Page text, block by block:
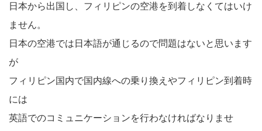
日本から出国し、フィリピンの空港を到着しなくてはいけ
ません。
日本の空港では日本語が通じるので問題はないと思います
が
フィリピン国内で国内線への乗り換えやフィリピン到着時
には
英語でのコミュニケーションを行わなければなりませ